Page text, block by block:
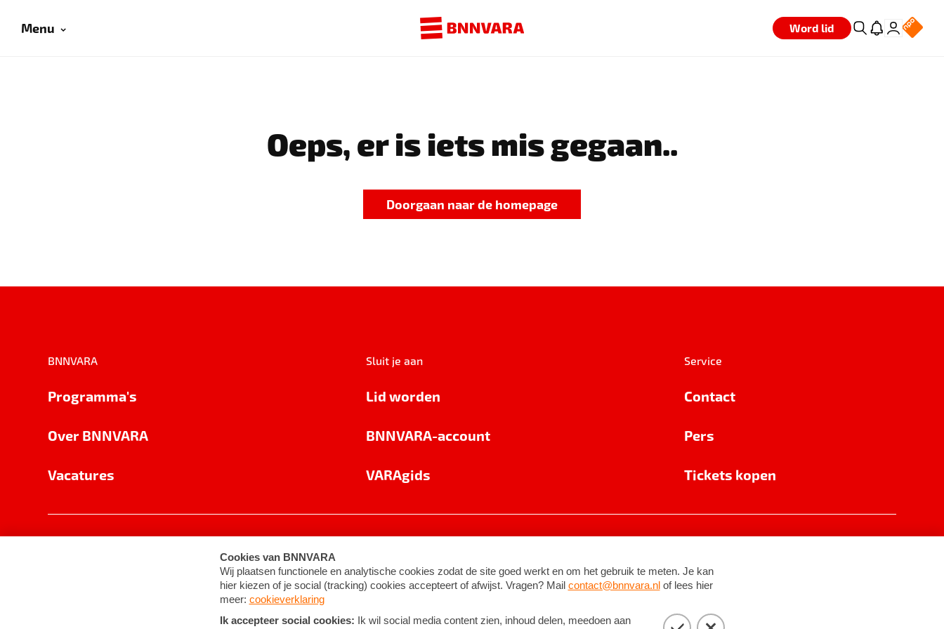
Menu Word lid
Oeps, er is iets mis gegaan..
Doorgaan naar de homepage
BNNVARA
Programma's
Over BNNVARA
Vacatures
Sluit je aan
Lid worden
BNNVARA-account
VARAgids
Service
Contact
Pers
Tickets kopen
Cookie-instellingen Algemene voorwaarden ©2026BNNVARA